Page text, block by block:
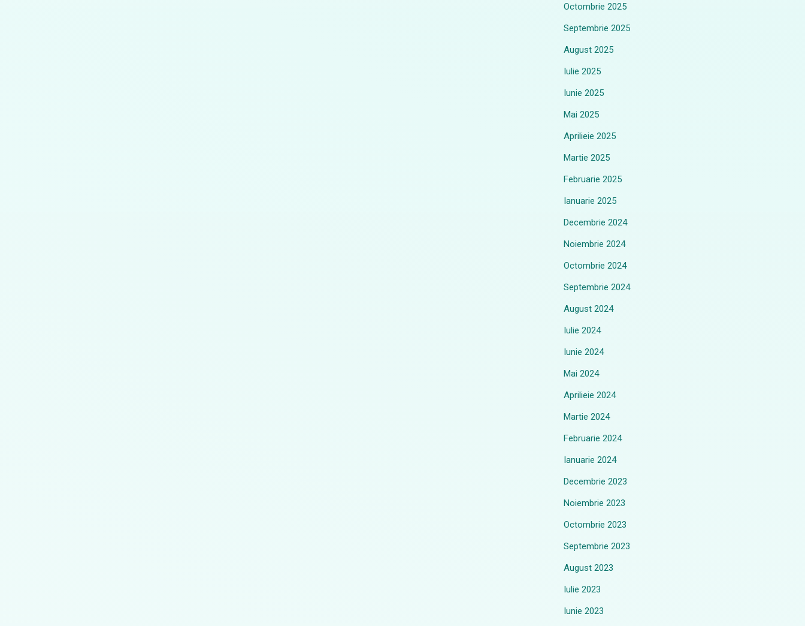
Octombrie 2025
Septembrie 2025
August 2025
Iulie 2025
Iunie 2025
Mai 2025
Aprilieie 2025
Martie 2025
Februarie 2025
Ianuarie 2025
Decembrie 2024
Noiembrie 2024
Octombrie 2024
Septembrie 2024
August 2024
Iulie 2024
Iunie 2024
Mai 2024
Aprilieie 2024
Martie 2024
Februarie 2024
Ianuarie 2024
Decembrie 2023
Noiembrie 2023
Octombrie 2023
Septembrie 2023
August 2023
Iulie 2023
Iunie 2023